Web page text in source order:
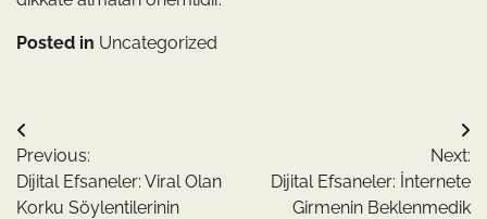
Posted in Uncategorized
Yazı
gezinmesi
Previous:
Dijital Efsaneler: Viral Olan
Korku Söylentilerinin
Next:
Dijital Efsaneler: İnternete
Girmenin Beklenmedik